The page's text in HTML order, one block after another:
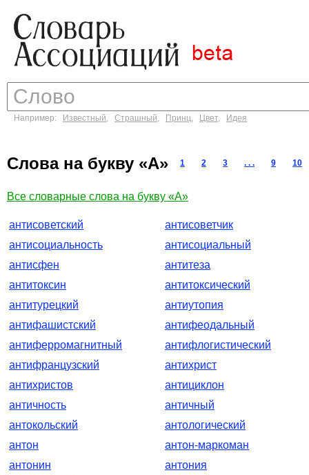
Например: Известный, Страшный, Принц, Цвет, Идея
Слова на букву «А» 1 2 3 . . . 9 10
Все словарные слова на букву «А»
антисоветский
антисоветчик
антисоциальность
антисоциальный
антисфен
антитеза
антитоксин
антитоксический
антитурецкий
антиутопия
антифашистский
антифеодальный
антиферромагнитный
антифлогистический
антифранцузский
антихрист
антихристов
антициклон
античность
античный
антокольский
антологический
антон
антон-маркоман
антонин
антония